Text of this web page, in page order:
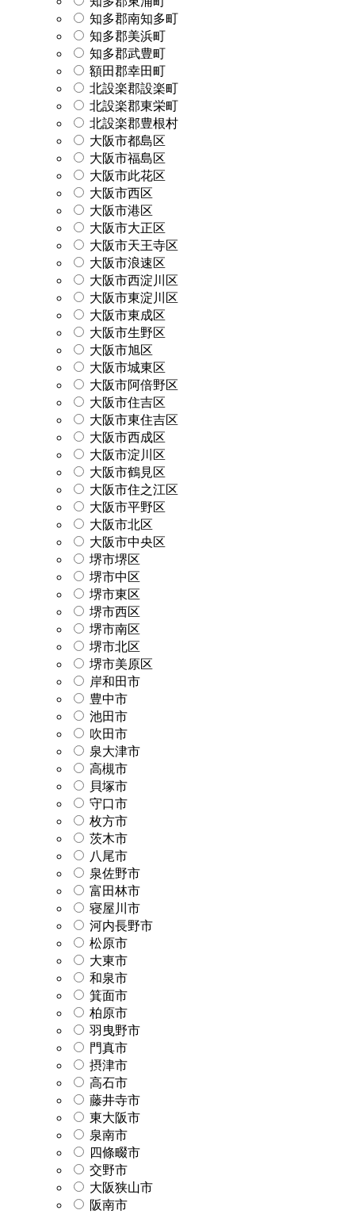
知多郡南知多町
知多郡美浜町
知多郡武豊町
額田郡幸田町
北設楽郡設楽町
北設楽郡東栄町
北設楽郡豊根村
大阪市都島区
大阪市福島区
大阪市此花区
大阪市西区
大阪市港区
大阪市大正区
大阪市天王寺区
大阪市浪速区
大阪市西淀川区
大阪市東淀川区
大阪市東成区
大阪市生野区
大阪市旭区
大阪市城東区
大阪市阿倍野区
大阪市住吉区
大阪市東住吉区
大阪市西成区
大阪市淀川区
大阪市鶴見区
大阪市住之江区
大阪市平野区
大阪市北区
大阪市中央区
堺市堺区
堺市中区
堺市東区
堺市西区
堺市南区
堺市北区
堺市美原区
岸和田市
豊中市
池田市
吹田市
泉大津市
高槻市
貝塚市
守口市
枚方市
茨木市
八尾市
泉佐野市
富田林市
寝屋川市
河内長野市
松原市
大東市
和泉市
箕面市
柏原市
羽曳野市
門真市
摂津市
高石市
藤井寺市
東大阪市
泉南市
四條畷市
交野市
大阪狭山市
阪南市